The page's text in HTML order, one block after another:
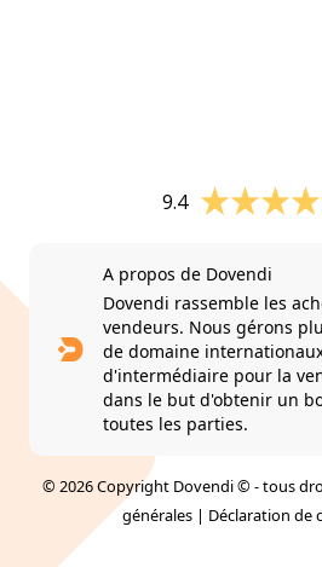
9.4
A propos de Dovendi
Dovendi rassemble les
vendeurs. Nous gérons
de domaine
d'intermédiaire pour la
dans le but d'obtenir un
toutes les parties.
© 2026 Copyright Dovendi © - tous
générales | Déclaration de